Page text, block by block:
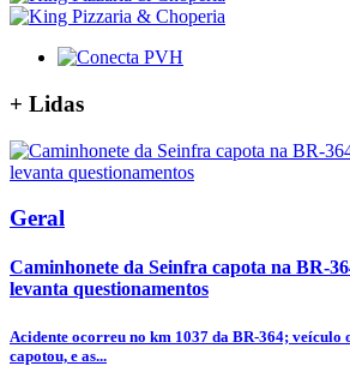
+ Lidas
Geral
Caminhonete da Seinfra capota na BR-
levanta questionamentos
Acidente ocorreu no km 1037 da BR-364; veículo
capotou, e as...